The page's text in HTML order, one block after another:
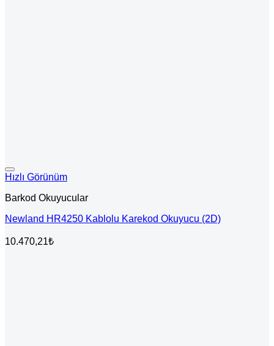
Hızlı Görünüm
Barkod Okuyucular
Newland HR4250 Kablolu Karekod Okuyucu (2D)
10.470,21₺